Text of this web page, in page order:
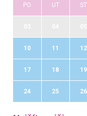
PO UT ST
10 11 12
17 18 19
24 25 26